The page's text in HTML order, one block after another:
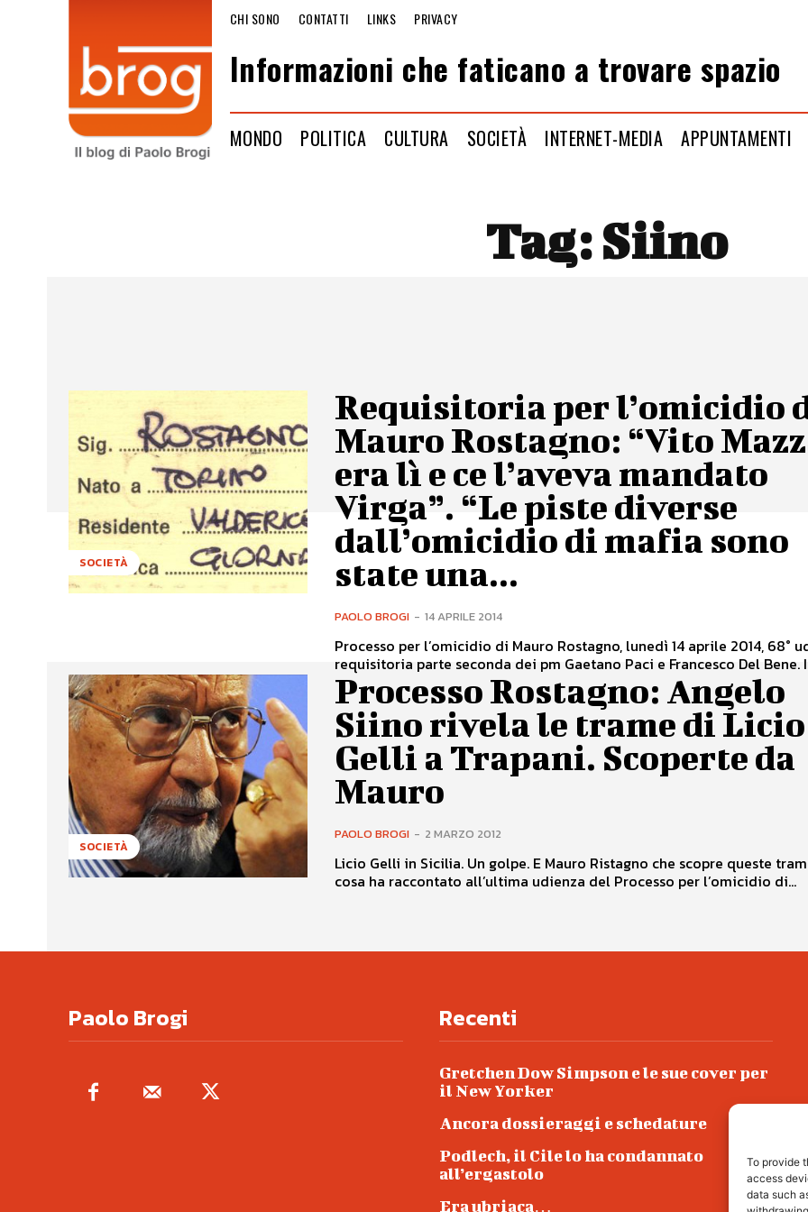
To provide
access
data such
CHI SONO CONTATTI LINKS PRIVACY
Informazioni che faticano a trovare spazio
MONDO POLITICA CULTURA SOCIETÀ INTERNET-MEDIA APPUNTAMENTI
Tag:Siino
SOCIETÀ
Requisitoria per l’omicidio
Mauro Rostagno: “Vito
era lì e ce l’aveva mandato
Virga”. “Le piste diverse
dall’omicidio di mafia sono
state una...
PAOLO BROGI - 14 APRILE 2014
Processo per l’omicidio di Mauro Rostagno, lunedì 14 aprile 2014, 68°
requisitoria parte seconda dei pm Gaetano Paci e Francesco Del Bene.
SOCIETÀ
Processo Rostagno: Angelo
Siino rivela le trame di Licio
Gelli a Trapani. Scoperte da
Mauro
PAOLO BROGI - 2 MARZO 2012
Licio Gelli in Sicilia. Un golpe. E Mauro Ristagno che scopre queste
cosa ha raccontato all’ultima udienza del Processo per l’omicidio di...
Paolo Brogi Recenti
Gretchen Dow Simpson e le sue cover per
il New Yorker
Ancora dossieraggi e schedature
Podlech, il Cile lo ha condannato
all’ergastolo
Era ubriaca…